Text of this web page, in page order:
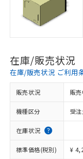
在庫/販売状況
在庫/販売状況 ご利用
販売状況 販
機種区分 受
在庫状況
標準価格(税別) ¥